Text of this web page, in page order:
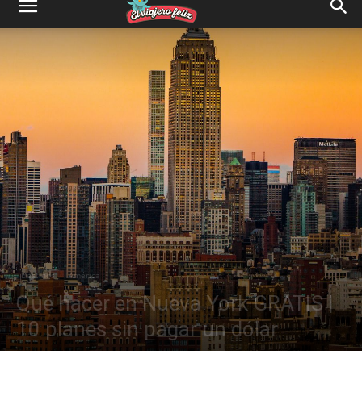
Destinos América
Qué hacer en Nueva York GRATIS |
10 planes sin pagar un dólar